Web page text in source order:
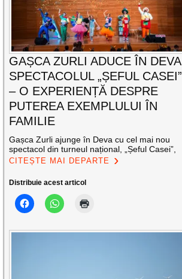
GAȘCA ZURLI ADUCE ÎN DEVA
SPECTACOLUL „ȘEFUL CASEI”
– O EXPERIENȚĂ DESPRE
PUTEREA EXEMPLULUI ÎN
FAMILIE
Gașca Zurli ajunge în Deva cu cel mai nou
spectacol din turneul național, „Șeful Casei”,
CITEȘTE MAI DEPARTE
Distribuie acest articol